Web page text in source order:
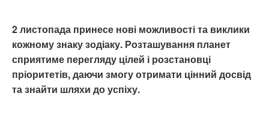
2 листопада принесе нові можливості та виклики
кожному знаку зодіаку. Розташування планет
сприятиме перегляду цілей і розстановці
пріоритетів, даючи змогу отримати цінний досвід
та знайти шляхи до успіху.